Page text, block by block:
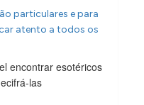
particulares e para
atento a todos os
encontrar esotéricos
las